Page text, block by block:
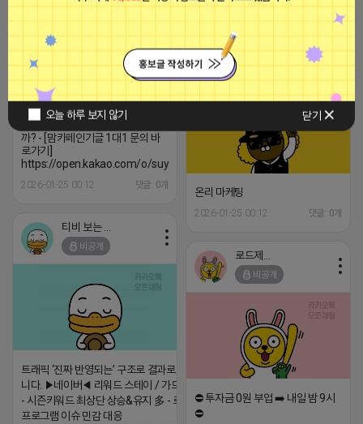
오늘 하루 보지 않기 닫기
2023-09-06 14:23:39
지금 안하면 후회합니다. 360만명
맘스홀릭 맘카페 - "인기글 핫딜" 진
행하시면 - 신규 고객 타겟 됌. 재구
매율도 높일 수 있음. 입소문 잘 됌. -
효율좋은데 안내 받아보시겠습니
까? - [맘카페인기글 1대1 문의 바
로가기]
https://open.kakao.com/o/suycusbi
2026-01-25 00:12 댓글: 0개
간절한 앙몬드
온리 마케팅
2026-01-25 00:12 댓글: 0개
비공개
트래픽 ‘진짜 반영되는’ 구조로 결과로 보여드립
니다. ▶네이버◀ 리워드 스테이 / 가드 / 자몽 등
- 시즌키워드 최상단 상승&유지 多 - 로직변화,
프로그램 이슈 민감 대응
비공개
⛔️ 투자금 0원 부업 ➡️ 내일 밤 9시
⛔️